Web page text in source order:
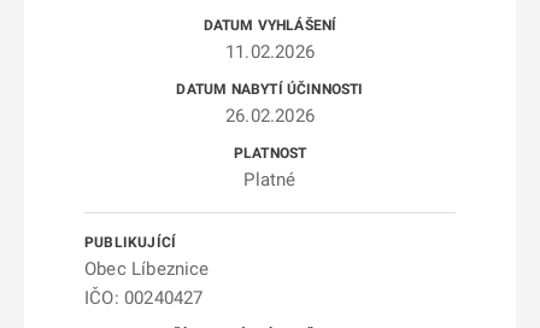
11.02.2026
26.02.2026
Platné
Obec Líbeznice
IČO: 00240427